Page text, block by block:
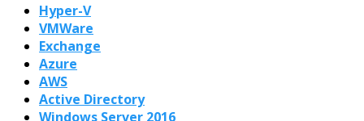
Hyper-V
VMWare
Exchange
Azure
AWS
Active Directory
Windows Server 2016